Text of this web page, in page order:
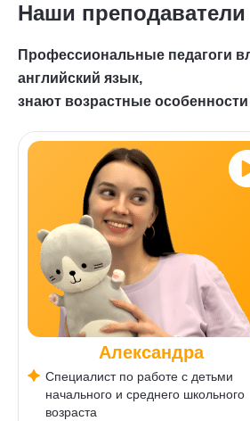
Наши преподаватели
Профессиональные педагоги
английский язык,
знают возрастные особенности
Александра
Специалист по работе с детьми
начального и среднего школьного
возраста